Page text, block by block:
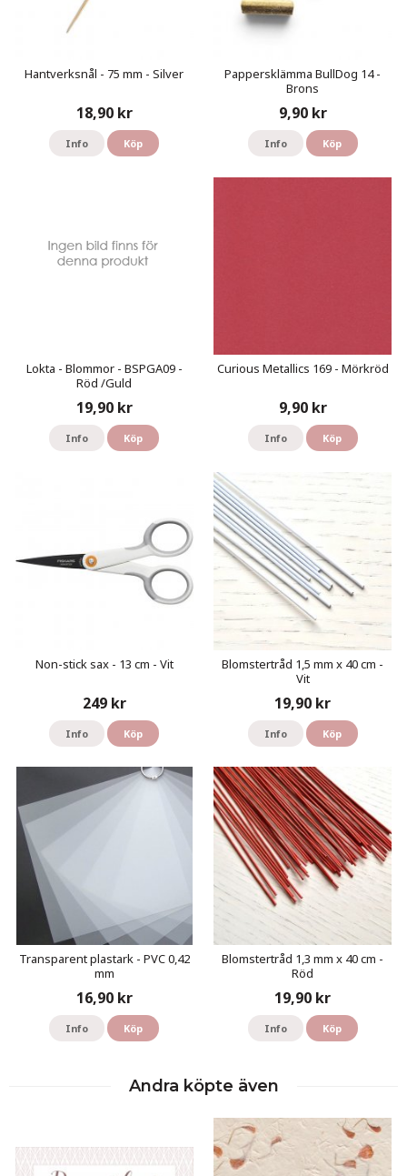
Hantverksnål - 75 mm - Silver
18,90 kr
Info Köp
Pappersklämma BullDog 14 -
Brons
9,90 kr
Info Köp
Lokta - Blommor - BSPGA09 -
Röd /Guld
19,90 kr
Info Köp
Curious Metallics 169 - Mörkröd
9,90 kr
Info Köp
Non-stick sax - 13 cm - Vit
249 kr
Info Köp
Blomstertråd 1,5 mm x 40 cm -
Vit
19,90 kr
Info Köp
Transparent plastark - PVC 0,42
mm
16,90 kr
Info Köp
Blomstertråd 1,3 mm x 40 cm -
Röd
19,90 kr
Info Köp
Andra köpte även